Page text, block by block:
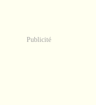
Publicité